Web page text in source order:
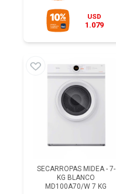
USD
1.079
SECARROPAS MIDEA - 7-
KG BLANCO
MD100A70/W 7 KG